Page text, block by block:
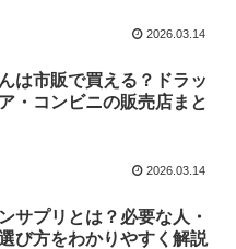
2026.03.14
は市販で買える？ドラッ
・コンビニの販売店まと
2026.03.14
サプリとは？必要な人・
び方をわかりやすく解説